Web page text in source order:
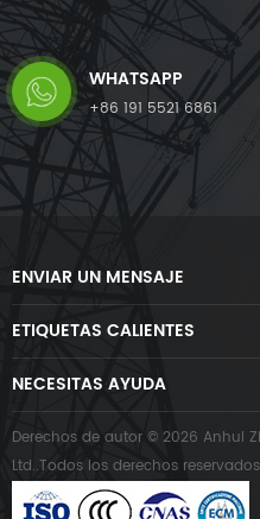
WHATSAPP
+86 191 5521 6861
ENVIAR UN MENSAJE
ETIQUETAS CALIENTES
NECESITAS AYUDA
Derechos de autor © 2026 Anhui
Ltd..Todos los derechos